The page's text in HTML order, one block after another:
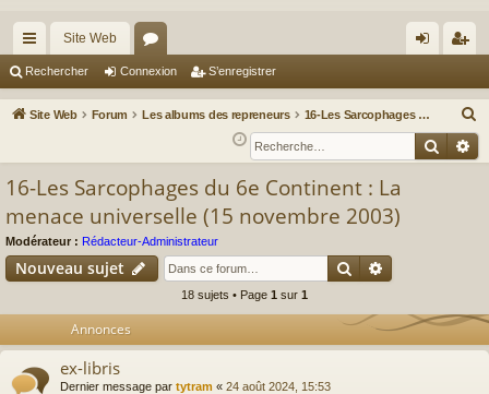
cc
ès
Site Web
or
u ne
xi
nr
eg
Rechercher Connexion S’enregistrer
Site Web Forum Les albums des repreneurs 16-Les Sarcophages du 6e Continent : La menace universelle (15 novembre 2003)
e
c
16-Les Sarcophages du 6e Continent : La
menace universelle (15 novembre 2003)
Modérateur : Rédacteur-Administrateur
Nouveau sujet Rechercher
18 sujets • Page 1 sur 1
Annonces
ex-libris
Dernier message par tytram « 24 août 2024, 15:53